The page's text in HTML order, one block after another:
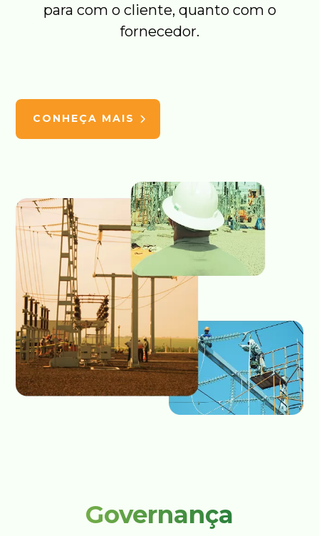
para com o cliente, quanto com o
fornecedor.
CONHEÇA MAIS
Governança